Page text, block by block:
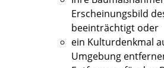
Erscheinungsbild
beeinträchtigt oder
ein Kulturdenkmal
Umgebung